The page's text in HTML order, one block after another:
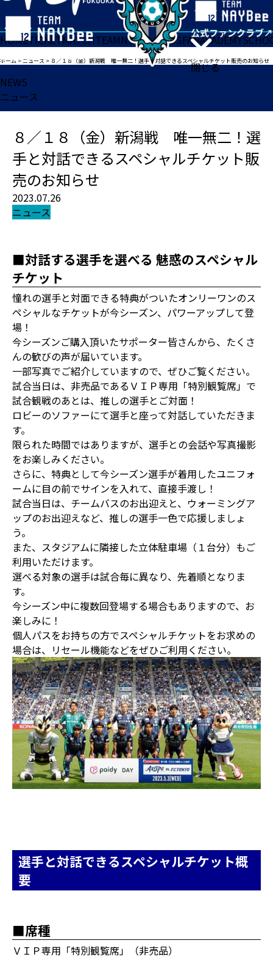
閉じる
HOMETICKETMATCHTEAMNEWSGOODSFANACADEMY
ホーム >ニュース > ８／１８（金）新潟戦 唯一無二！選手と対話できるスペシャルチケット販売のお知らせ
NEWS
ニュース
８／１８（金）新潟戦 唯一無二！選
手と対話できるスペシャルチケット販
売のお知らせ
2023.07.26
ニュース
■対話する選手を選べる 魅惑のスペシャル
チケット
憧れの選手と対面できる特典がついたオンリーワンのス
ペシャルなチケットが今シーズン、パワーアップして登
場！
今シーズンご購入頂いたサポーター皆さんから、たくさ
んの歓びの声が届いています。
一部写真でご紹介していますので、ぜひご覧ください。
試合当日は、非売品であるＶＩＰ専用「特別観覧席」で
試合観戦のあとは、推しの選手とご対面！
ロビーのソファーにて選手と座って対話していただきま
す。
限られた時間ではありますが、選手との会話や写真撮影
をお楽しみください。
さらに、特典として今シーズン選手が着用したユニフォ
ームに目の前でサインを入れて、直接手渡し！
試合当日は、チームバスのお出迎えと、ウォーミングア
ップのお出迎えなど、推しの選手一色で応援しましょ
う。
また、スタジアムに隣接した立体駐車場（１台分）もご
利用いただけます。
選べる対象の選手は試合毎に異なり、先着順となりま
す。
今シーズン中に複数回登場する場合もありますので、お
楽しみに！
個人パスをお持ちの方でスペシャルチケットをお求めの
場合は、リセール機能などをぜひご利用ください。
選手と対話できるスペシャルチケット概
要
■席種
ＶＩＰ専用「特別観覧席」（非売品）